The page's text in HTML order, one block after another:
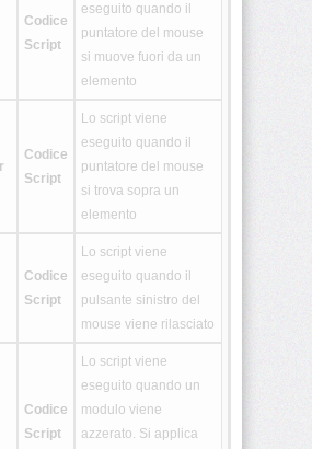
Codice
Script
eseguito quando il
puntatore del mouse
si muove fuori da un
elemento
Codice
Script
Lo script viene
eseguito quando il
puntatore del mouse
si trova sopra un
elemento
Codice
Script
Lo script viene
eseguito quando il
pulsante sinistro del
mouse viene rilasciato
Codice
Script
Lo script viene
eseguito quando un
modulo viene
azzerato. Si applica